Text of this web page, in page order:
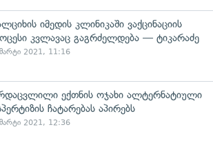
იმედის კლინიკაში ვაქცინაციის
კვლავაც გაგრძელდება — ტიკარაძე
2021, 11:16
ექთნის ოჯახი ალტერნატიული
ჩატარებას აპირებს
2021, 12:36